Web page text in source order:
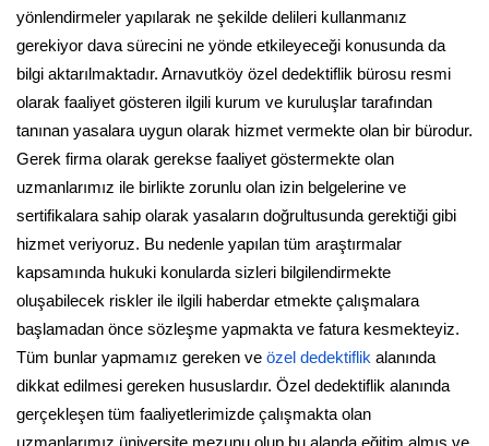
yönlendirmeler yapılarak ne şekilde delileri kullanmanız
gerekiyor dava sürecini ne yönde etkileyeceği konusunda da
bilgi aktarılmaktadır. Arnavutköy özel dedektiflik bürosu resmi
olarak faaliyet gösteren ilgili kurum ve kuruluşlar tarafından
tanınan yasalara uygun olarak hizmet vermekte olan bir bürodur.
Gerek firma olarak gerekse faaliyet göstermekte olan
uzmanlarımız ile birlikte zorunlu olan izin belgelerine ve
sertifikalara sahip olarak yasaların doğrultusunda gerektiği gibi
hizmet veriyoruz. Bu nedenle yapılan tüm araştırmalar
kapsamında hukuki konularda sizleri bilgilendirmekte
oluşabilecek riskler ile ilgili haberdar etmekte çalışmalara
başlamadan önce sözleşme yapmakta ve fatura kesmekteyiz.
Tüm bunlar yapmamız gereken ve özel dedektiflik alanında
dikkat edilmesi gereken hususlardır. Özel dedektiflik alanında
gerçekleşen tüm faaliyetlerimizde çalışmakta olan